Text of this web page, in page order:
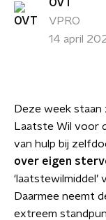
OVT
VPRO
14 april
Deze week
Laatste Wil voor
van hulp bij
over eigen
Daarmee neemt
extreem